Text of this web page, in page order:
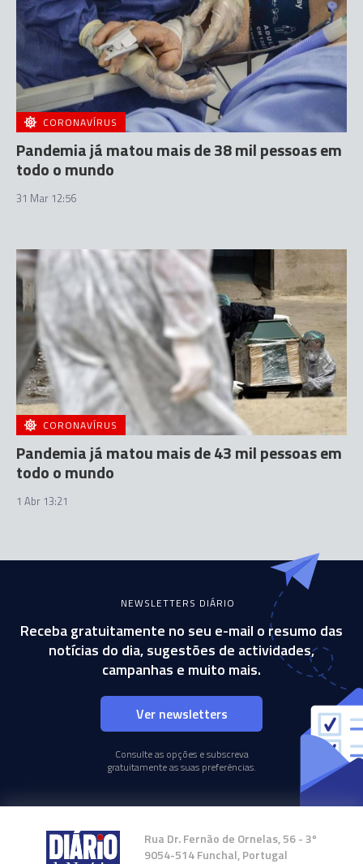
CORONAVÍRUS
Pandemia já matou mais de 38 mil pessoas em
todo o mundo
31 Mar 12:56
CORONAVÍRUS
Pandemia já matou mais de 43 mil pessoas em
todo o mundo
1 Abr 13:21
NEWSLETTERS DIÁRIO
Receba gratuitamente no seu e-mail o resumo das
notícias do dia, sugestões de actividades,
campanhas e muito mais.
Ver newsletters
Consulte as opções e subscreva
gratuitamente as suas preferências.
Rua Dr. Fernão de Ornelas, 56 - 3º
9054-514 Funchal, Portugal